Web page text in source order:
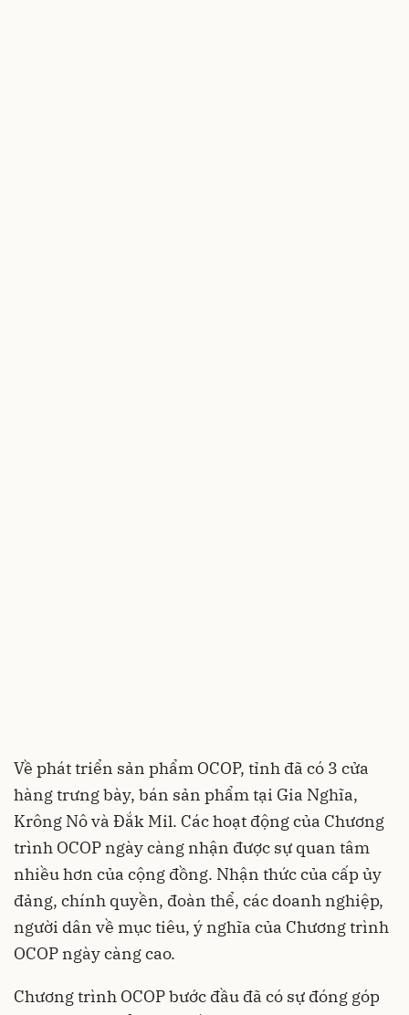
Về phát triển sản phẩm OCOP, tỉnh đã có 3 cửa
hàng trưng bày, bán sản phẩm tại Gia Nghĩa,
Krông Nô và Đắk Mil. Các hoạt động của Chương
trình OCOP ngày càng nhận được sự quan tâm
nhiều hơn của cộng đồng. Nhận thức của cấp ủy
đảng, chính quyền, đoàn thể, các doanh nghiệp,
người dân về mục tiêu, ý nghĩa của Chương trình
OCOP ngày càng cao.
Chương trình OCOP bước đầu đã có sự đóng góp